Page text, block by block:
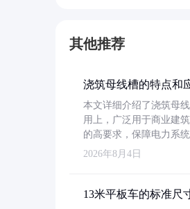
其他推荐
浇筑母线槽的特点和
本文详细介绍了浇筑母
用上，广泛用于商业建
的高要求，保障电力系统
2026年8月4日
13米平板车的标准尺